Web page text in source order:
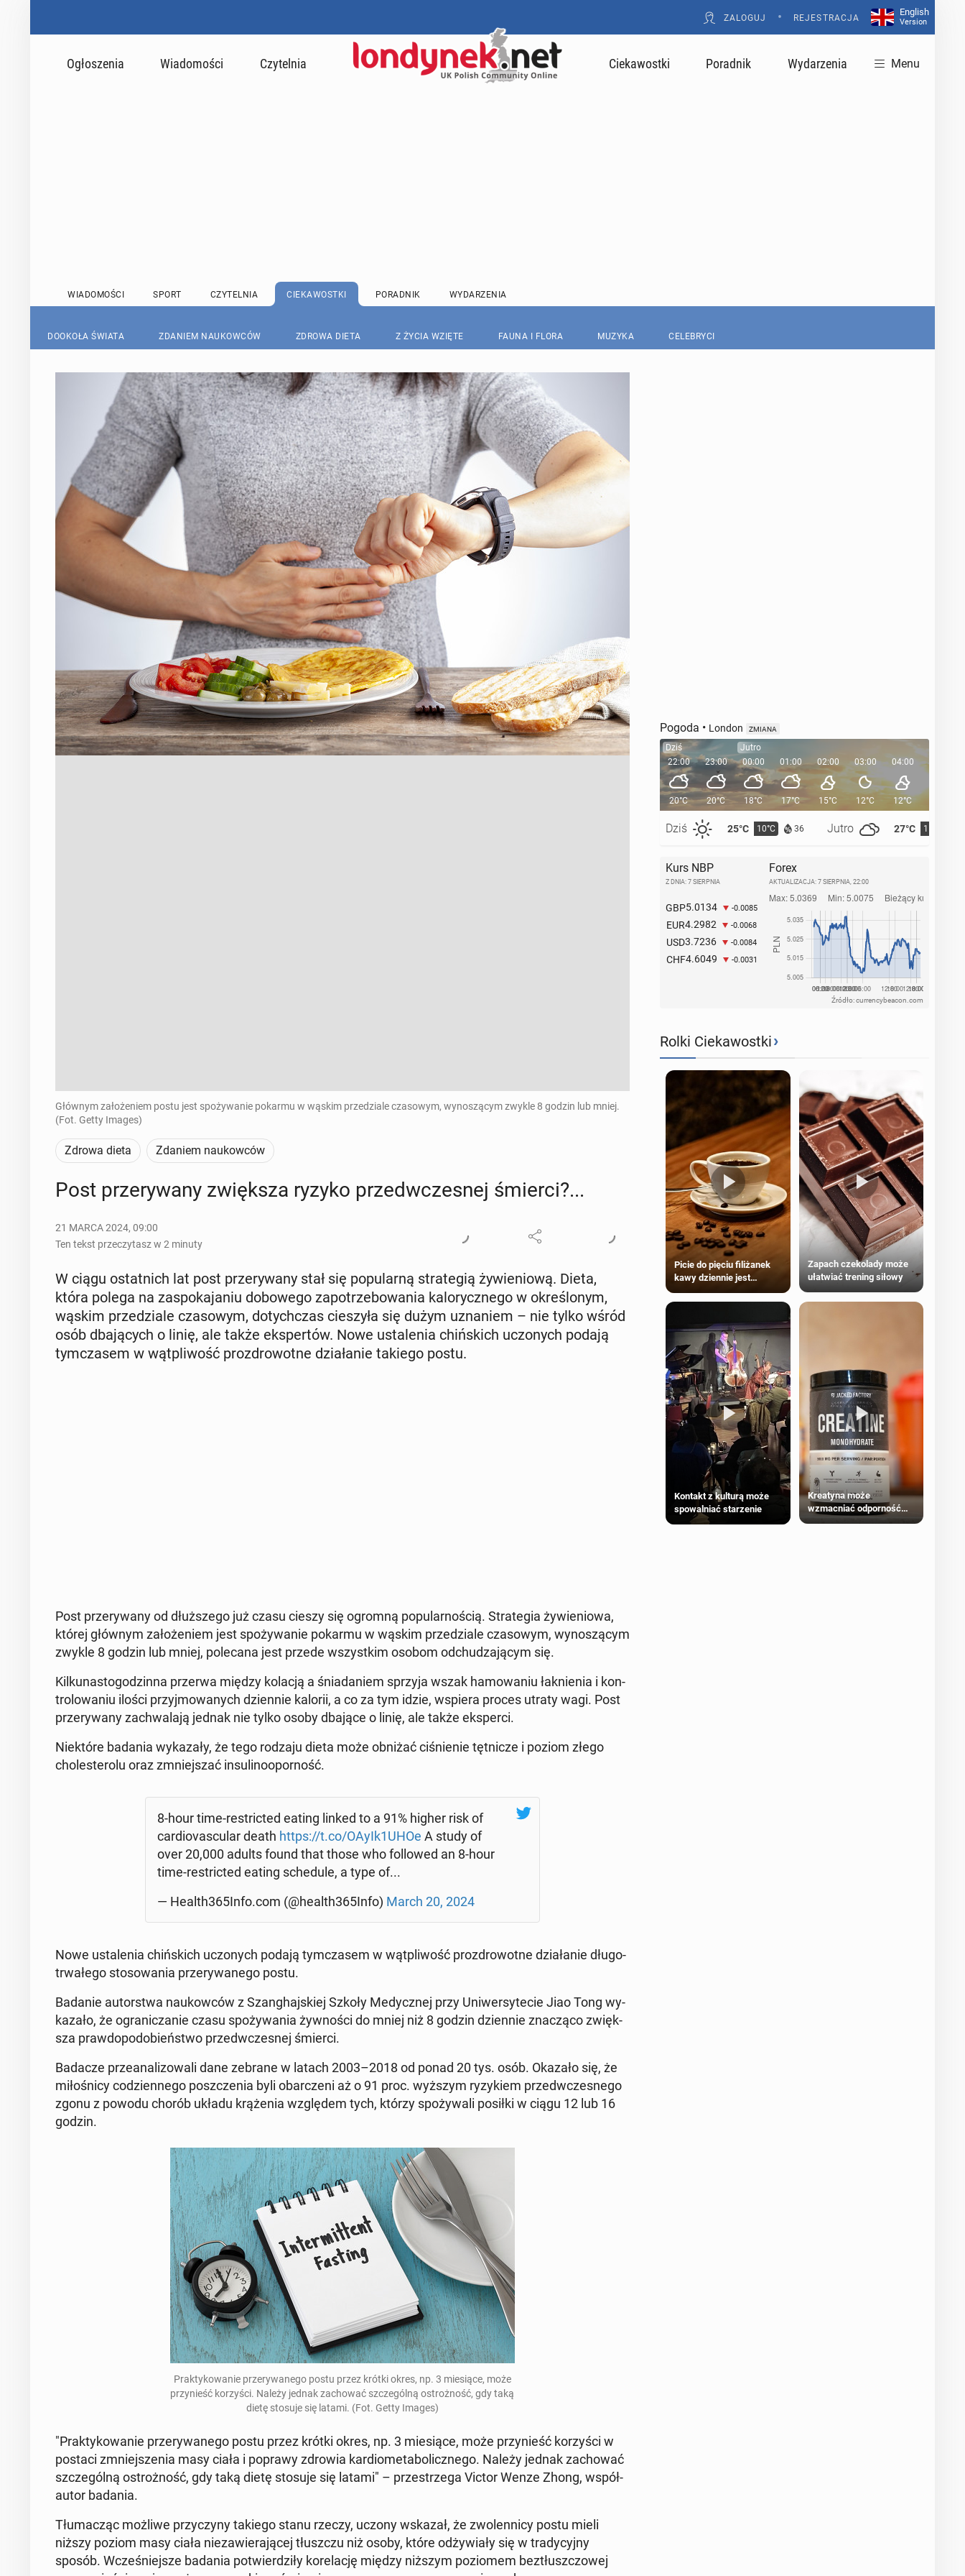
ZALOGUJ • REJESTRACJA
English
Version
Ogłoszenia Wiadomości Czytelnia Ciekawostki Poradnik Wydarzenia Menu
WIADOMOŚCI SPORT CZYTELNIA CIEKAWOSTKI PORADNIK WYDARZENIA
DOOKOŁA ŚWIATA ZDANIEM NAUKOWCÓW ZDROWA DIETA Z ŻYCIA WZIĘTE FAUNA I FLORA MUZYKA CELEBRYCI
Głównym założeniem postu jest spożywanie pokarmu w wąskim przedziale czasowym, wynoszącym zwykle 8 godzin lub mniej.
(Fot. Getty Images)
Zdrowa dieta Zdaniem naukowców
Post prze­ry­wa­ny zwięk­sza ryzyko przed­wcze­snej śmierci?...
21 MARCA 2024, 09:00
Ten tekst przeczytasz w 2 minuty
W ciągu ostat­nich lat post prze­ry­wa­ny stał się po­pu­lar­ną stra­te­gią ży­wie­nio­wą. Dieta,
która polega na za­spo­ka­ja­niu do­bo­we­go za­po­trze­bo­wa­nia ka­lo­rycz­ne­go w okre­ślo­nym,
wąskim prze­dzia­le cza­so­wym, do­tych­czas cie­szy­ła się dużym uzna­niem – nie tylko wśród
osób dba­ją­cych o linię, ale także eks­per­tów. Nowe usta­le­nia chiń­skich uczo­nych podają
tym­cza­sem w wąt­pli­wość proz­dro­wot­ne dzia­ła­nie takiego postu.
Post prze­ry­wa­ny od dłuż­sze­go już czasu cieszy się ogromną po­pu­lar­no­ścią. Stra­te­gia ży­wie­nio­wa,
której głównym za­ło­że­niem jest spo­ży­wa­nie pokarmu w wąskim prze­dzia­le cza­so­wym, wy­no­szą­cym
zwykle 8 godzin lub mniej, po­le­ca­na jest przede wszyst­kim osobom od­chu­dza­ją­cym się.
Kil­ku­na­sto­go­dzin­na przerwa między kolacją a śnia­da­niem sprzyja wszak ha­mo­wa­niu łak­nie­nia i kon­
tro­lo­wa­niu ilości przyj­mo­wa­nych dzien­nie kalorii, a co za tym idzie, wspiera proces utraty wagi. Post
prze­ry­wa­ny za­chwa­la­ją jednak nie tylko osoby dbające o linię, ale także eks­per­ci.
Nie­któ­re badania wy­ka­za­ły, że tego rodzaju dieta może obniżać ci­śnie­nie tęt­ni­cze i poziom złego
cho­le­ste­ro­lu oraz zmniej­szać in­su­li­no­opor­ność.
8-hour time-re­stric­ted eating linked to a 91% higher risk of
car­dio­va­scu­lar death https://t.co/OAyIk1UHOe A study of
over 20,000 adults found that those who fol­lo­wed an 8-hour
time-re­stric­ted eating sche­du­le, a type of...
— Health365Info.com (@health365Info) March 20, 2024
Nowe usta­le­nia chiń­skich uczo­nych podają tym­cza­sem w wąt­pli­wość proz­dro­wot­ne dzia­ła­nie dłu­go­
trwa­łe­go sto­so­wa­nia prze­ry­wa­ne­go postu.
Badanie au­tor­stwa na­ukow­ców z Szan­ghaj­skiej Szkoły Me­dycz­nej przy Uni­wer­sy­te­cie Jiao Tong wy­
ka­za­ło, że ogra­ni­cza­nie czasu spo­ży­wa­nia żyw­no­ści do mniej niż 8 godzin dzien­nie zna­czą­co zwięk­
sza praw­do­po­do­bień­stwo przed­wcze­snej śmierci.
Badacze prze­ana­li­zo­wa­li dane zebrane w latach 2003–2018 od ponad 20 tys. osób. Okazało się, że
mi­ło­śni­cy co­dzien­ne­go po­szcze­nia byli obar­cze­ni aż o 91 proc. wyższym ry­zy­kiem przed­wcze­sne­go
zgonu z powodu chorób układu krą­że­nia wzglę­dem tych, którzy spo­ży­wa­li posiłki w ciągu 12 lub 16
godzin.
Prak­ty­ko­wa­nie prze­ry­wa­ne­go postu przez krótki okres, np. 3 mie­sią­ce, może
przy­nieść ko­rzy­ści. Należy jednak za­cho­wać szcze­gól­ną ostroż­ność, gdy taką
dietę stosuje się latami. (Fot. Getty Images)
"Prak­ty­ko­wa­nie prze­ry­wa­ne­go postu przez krótki okres, np. 3 mie­sią­ce, może przy­nieść ko­rzy­ści w
postaci zmniej­sze­nia masy ciała i poprawy zdrowia kar­dio­me­ta­bo­licz­ne­go. Należy jednak za­cho­wać
szcze­gól­ną ostroż­ność, gdy taką dietę stosuje się latami" – prze­strze­ga Victor Wenze Zhong, współ­
au­tor badania.
Tłu­ma­cząc możliwe przy­czy­ny takiego stanu rzeczy, uczony wskazał, że zwo­len­ni­cy postu mieli
niższy poziom masy ciała nie­za­wie­ra­ją­cej tłusz­czu niż osoby, które od­ży­wia­ły się w tra­dy­cyj­ny
sposób. Wcze­śniej­sze badania po­twier­dzi­ły ko­re­la­cję między niższym po­zio­mem bez­tłusz­czo­wej
Pogoda • London ZMIANA
Dziś
22:00
20°C
Dziś 25°C 10°C 36 Jutro 27°C 11°C
23:00
20°C
Jutro
00:00
18°C
01:00
17°C
02:00
15°C
03:00
12°C
04:00
12°C
05:00
Kurs NBP
Z DNIA: 7 SIERPNIA
GBP5.0134 -0.0085
EUR4.2982 -0.0068
USD3.7236 -0.0084
CHF4.6049 -0.0031
Forex
AKTUALIZACJA: 7 SIERPNIA, 22:00
Źródło: currencybeacon.com
Rolki Ciekawostki›
Picie do pięciu filiżanek
kawy dziennie jest
większości dorosłych
Zapach czekolady może
ułatwiać trening siłowy
Kontakt z kulturą może
spowalniać starzenie
Kreatyna może
wzmacniać odporność
przeciw nowotworom